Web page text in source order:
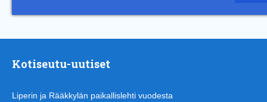
Kotiseutu-uutiset
Liperin ja Rääkkylän paikallislehti vuodesta